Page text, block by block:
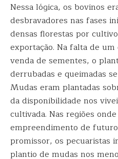
Nessa lógica, os bovinos
desbravadores nas fases
densas florestas por
exportação. Na falta de
venda de sementes, o
derrubadas e queimadas
Mudas eram plantadas
da disponibilidade nos
cultivada. Nas regiões
empreendimento de
promissor, os pecuaristas
plantio de mudas nos